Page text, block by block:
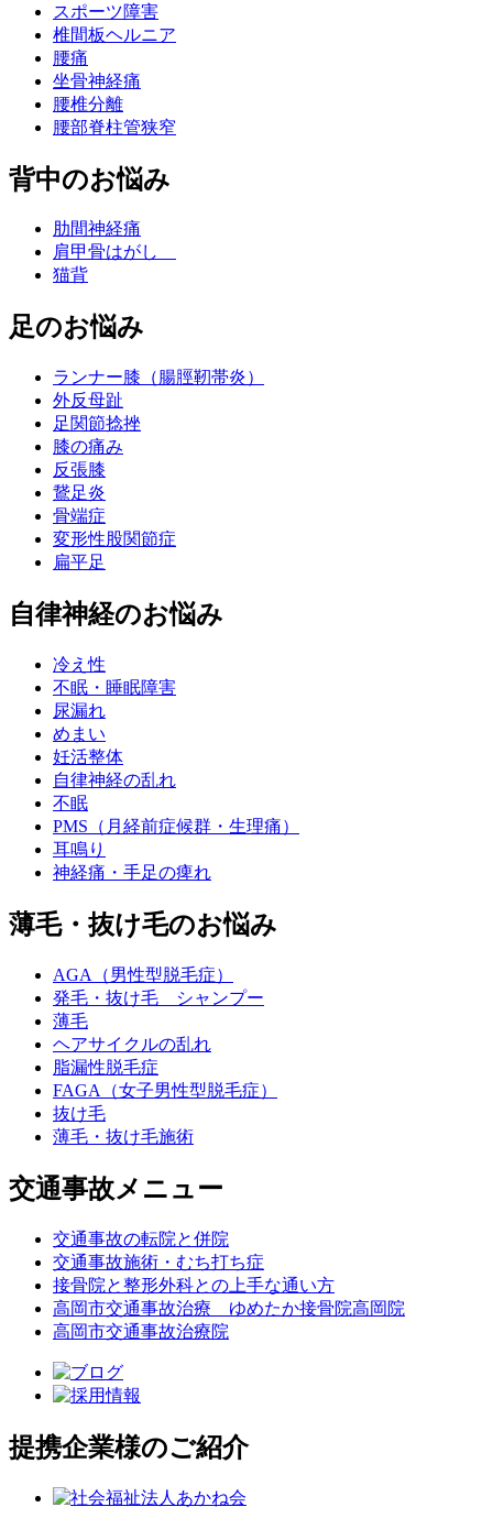
スポーツ障害
椎間板ヘルニア
腰痛
坐骨神経痛
腰椎分離
腰部脊柱管狭窄
背中のお悩み
肋間神経痛
肩甲骨はがし
猫背
足のお悩み
ランナー膝（腸脛靭帯炎）
外反母趾
足関節捻挫
膝の痛み
反張膝
鵞足炎
骨端症
変形性股関節症
扁平足
自律神経のお悩み
冷え性
不眠・睡眠障害
尿漏れ
めまい
妊活整体
自律神経の乱れ
不眠
PMS（月経前症候群・生理痛）
耳鳴り
神経痛・手足の痺れ
薄毛・抜け毛のお悩み
AGA（男性型脱毛症）
発毛・抜け毛 シャンプー
薄毛
ヘアサイクルの乱れ
脂漏性脱毛症
FAGA（女子男性型脱毛症）
抜け毛
薄毛・抜け毛施術
交通事故メニュー
交通事故の転院と併院
交通事故施術・むち打ち症
接骨院と整形外科との上手な通い方
高岡市交通事故治療 ゆめたか接骨院高岡院
高岡市交通事故治療院
提携企業様のご紹介